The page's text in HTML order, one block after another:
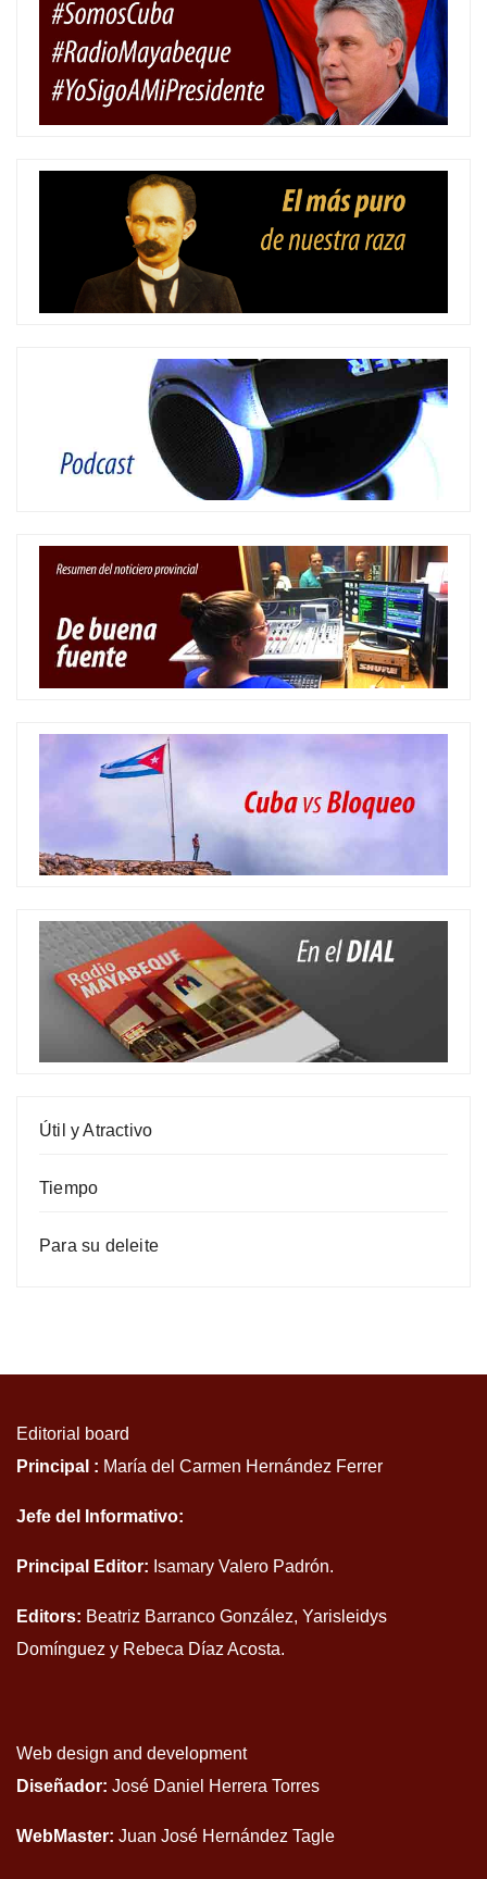
Útil y Atractivo
Tiempo
Para su deleite
Editorial board
Principal : María del Carmen Hernández Ferrer
Jefe del Informativo:
Principal Editor: Isamary Valero Padrón.
Editors: Beatriz Barranco González, Yarisleidys
Domínguez y Rebeca Díaz Acosta.
Web design and development
Diseñador: José Daniel Herrera Torres
WebMaster: Juan José Hernández Tagle